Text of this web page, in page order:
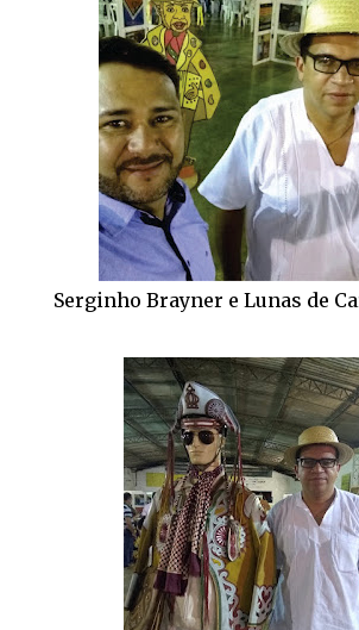
Serginho Brayner e Lunas de